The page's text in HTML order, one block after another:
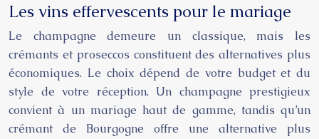
Les vins effervescents pour le mariage
Le champagne demeure un classique, mais les
crémants et proseccos constituent des alternatives plus
économiques. Le choix dépend de votre budget et du
style de votre réception. Un champagne prestigieux
convient à un mariage haut de gamme, tandis qu’un
crémant de Bourgogne offre une alternative plus